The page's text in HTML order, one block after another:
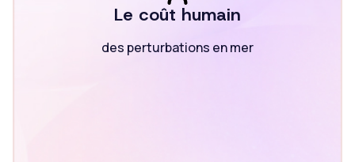
Le coût humain
des perturbations en mer